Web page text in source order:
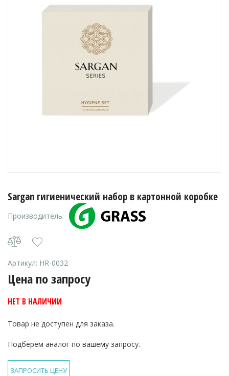
Sargan гигиенический набор в картонной коробке
Производитель:
Артикул: HR-0032
Цена по запросу
НЕТ В НАЛИЧИИ
Товар не доступен для заказа.
Подберём аналог по вашему запросу.
ЗАПРОСИТЬ ЦЕНУ